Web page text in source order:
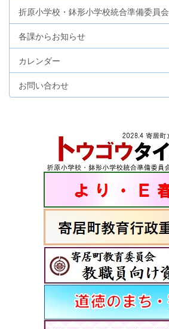
折原小学校・鉢形小学校統合準備委員会
各課からお知らせ
カレンダー
お問い合わせ